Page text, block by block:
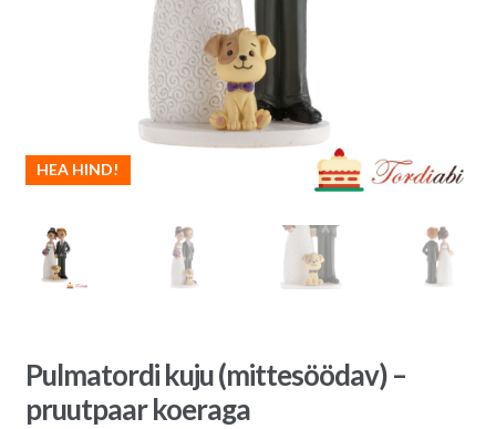
HEA HIND!
Pulmatordi kuju (mittesöödav) –
pruutpaar koeraga